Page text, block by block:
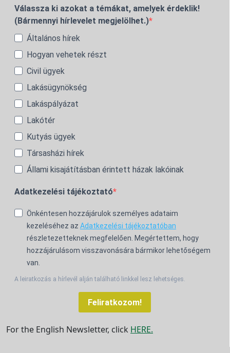
Válassza ki azokat a témákat, amelyek érdeklik!
(Bármennyi hírlevelet megjelölhet.)
Általános hírek
Hogyan vehetek részt
Civil ügyek
Lakásügynökség
Lakáspályázat
Lakótér
Kutyás ügyek
Társasházi hírek
Állami kisajátításban érintett házak lakóinak
Adatkezelési tájékoztató
Önkéntesen hozzájárulok személyes adataim
kezeléséhez az Adatkezelési tájékoztatóban
részletezetteknek megfelelően. Megértettem, hogy
hozzájárulásom visszavonására bármikor lehetőségem
van.
A leiratkozás a hírlevél alján található linkkel lesz lehetséges.
Feliratkozom!
For the English Newsletter, click HERE.